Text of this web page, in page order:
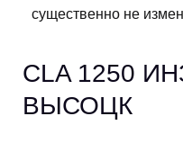
существенно не
CLA 1250
ВЫСОЦК